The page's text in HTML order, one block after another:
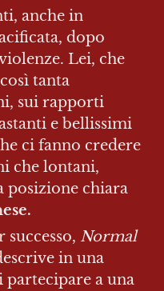
anche in
dopo
Lei, che
tanta
sui rapporti
e bellissimi
ci fanno credere
che lontani,
posizione chiara
Normal
a una